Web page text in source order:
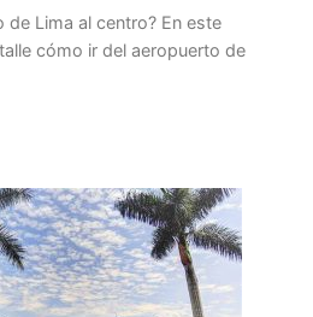
de Lima al centro? En este
cómo ir del aeropuerto de